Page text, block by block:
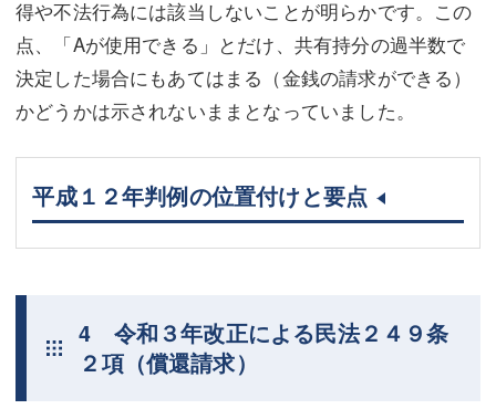
得や不法行為には該当しないことが明らかです。この
点、「Aが使用できる」とだけ、共有持分の過半数で
決定した場合にもあてはまる（金銭の請求ができる）
かどうかは示されないままとなっていました。
平成１２年判例の位置付けと要点
4 令和３年改正による民法２４９条
２項（償還請求）